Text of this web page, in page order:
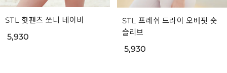
STL 핫팬츠 쏘니 네이비
5,930
STL 프레쉬 드라이 오버핏 숏
슬리브
5,930